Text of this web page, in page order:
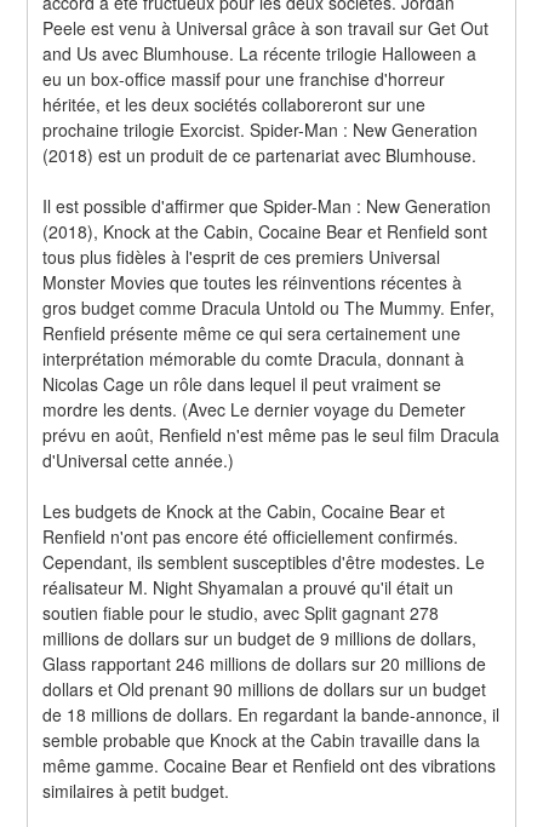
Peele est venu à Universal grâce à son travail sur Get Out
and Us avec Blumhouse. La récente trilogie Halloween a
eu un box-office massif pour une franchise d'horreur
héritée, et les deux sociétés collaboreront sur une
prochaine trilogie Exorcist. Spider-Man : New Generation
(2018) est un produit de ce partenariat avec Blumhouse.
Il est possible d'affirmer que Spider-Man : New Generation
(2018), Knock at the Cabin, Cocaine Bear et Renfield sont
tous plus fidèles à l'esprit de ces premiers Universal
Monster Movies que toutes les réinventions récentes à
gros budget comme Dracula Untold ou The Mummy. Enfer,
Renfield présente même ce qui sera certainement une
interprétation mémorable du comte Dracula, donnant à
Nicolas Cage un rôle dans lequel il peut vraiment se
mordre les dents. (Avec Le dernier voyage du Demeter
prévu en août, Renfield n'est même pas le seul film Dracula
d'Universal cette année.)
Les budgets de Knock at the Cabin, Cocaine Bear et
Renfield n'ont pas encore été officiellement confirmés.
Cependant, ils semblent susceptibles d'être modestes. Le
réalisateur M. Night Shyamalan a prouvé qu'il était un
soutien fiable pour le studio, avec Split gagnant 278
millions de dollars sur un budget de 9 millions de dollars,
Glass rapportant 246 millions de dollars sur 20 millions de
dollars et Old prenant 90 millions de dollars sur un budget
de 18 millions de dollars. En regardant la bande-annonce, il
semble probable que Knock at the Cabin travaille dans la
même gamme. Cocaine Bear et Renfield ont des vibrations
similaires à petit budget.